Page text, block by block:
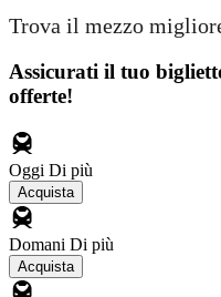
Trova il mezzo
Assicurati il ​​tuo
offerte!
Oggi Di più
Acquista
Domani Di più
Acquista